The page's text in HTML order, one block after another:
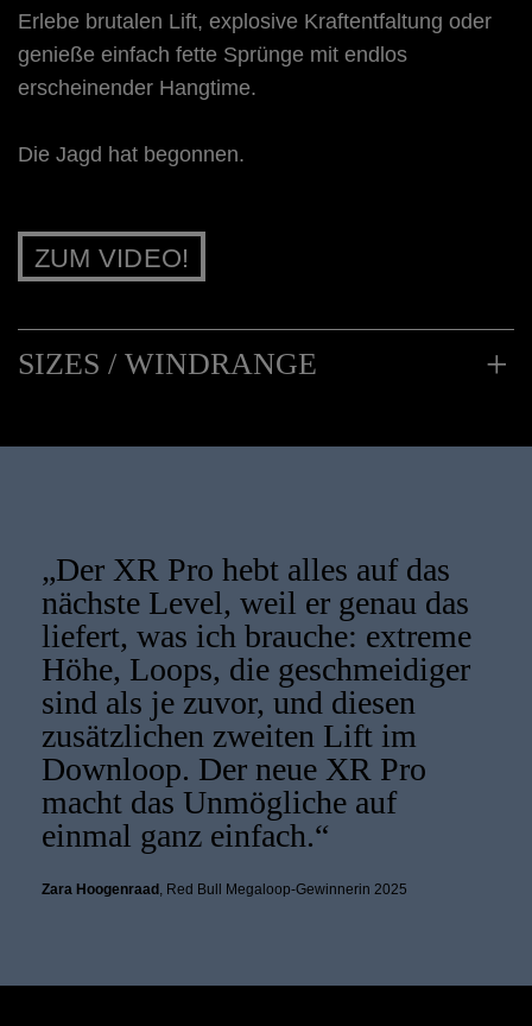
Erlebe brutalen Lift, explosive Kraftentfaltung oder
genieße einfach fette Sprünge mit endlos
erscheinender Hangtime.
Die Jagd hat begonnen.
ZUM VIDEO!
SIZES / WINDRANGE
„Der XR Pro hebt alles auf das
nächste Level, weil er genau das
liefert, was ich brauche: extreme
Höhe, Loops, die geschmeidiger
sind als je zuvor, und diesen
zusätzlichen zweiten Lift im
Downloop. Der neue XR Pro
macht das Unmögliche auf
einmal ganz einfach.“
Zara Hoogenraad , Red Bull Megaloop-Gewinnerin 2025